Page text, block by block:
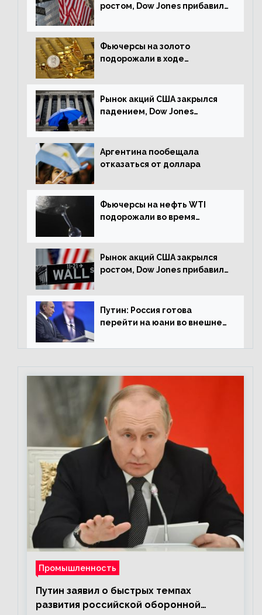
ростом, Dow Jones прибавил
Фьючерсы на золото
подорожали в ходе
Рынок акций США закрылся
падением, Dow Jones
Аргентина пообещала
отказаться от доллара
Фьючерсы на нефть WTI
подорожали во время
Рынок акций США закрылся
ростом, Dow Jones прибавил
Путин: Россия готова
перейти на юани во внешней
Промышленность
Путин заявил о быстрых темпах
развития российской оборонной